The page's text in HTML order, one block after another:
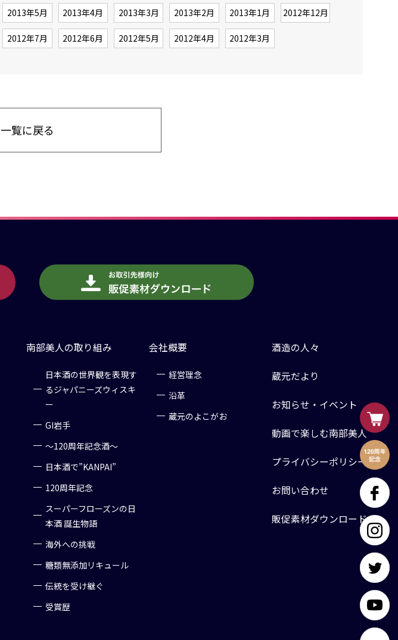
2013年5月 2013年4月 2013年3月 2013年2月 2013年1月 2012年12月
2012年7月 2012年6月 2012年5月 2012年4月 2012年3月
一覧に戻る
南部美人の取り組み
日本酒の世界観を表現す
るジャパニーズウィスキ
ー
GI岩手
～120周年記念酒～
日本酒で”KANPAI”
120周年記念
スーパーフローズンの日
本酒 誕生物語
海外への挑戦
糖類無添加リキュール
伝統を受け継ぐ
受賞歴
会社概要
経営理念
沿革
蔵元のよこがお
酒造の人々
蔵元だより
お知らせ・イベント
動画で楽しむ南部美人
プライバシーポリシー
お問い合わせ
販促素材ダウンロード